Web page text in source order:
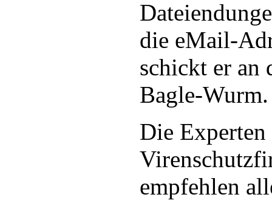
die eMail-
schickt er an
Bagle-Wurm.
Die Experten
empfehlen